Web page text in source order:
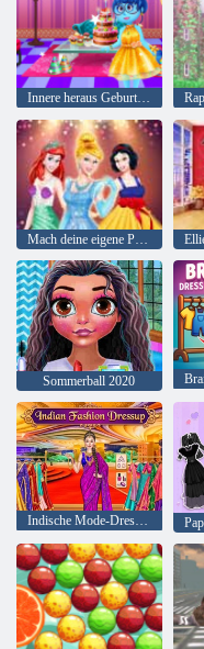
Innere heraus Geburtstagsfeier
Mach deine eigene Prinzessin
Sommerball 2020
Indische Mode-Dressup